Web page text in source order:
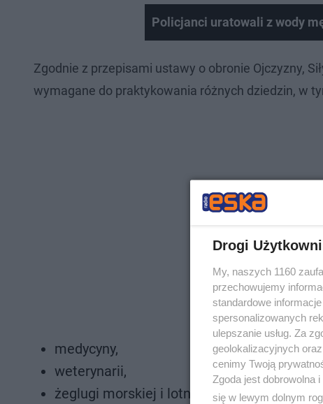
Policjanci uratowali z wody
Zgodnie z przepisami ustawy o obronie Ojczyzny,
wymagane do praktykowania różnych dziedzin, w
medycyny,
weterynarii,
żeglugi morskiej i lotniczej,
Drogi
My, naszych 1160
przechowujemy
standardowe
spersonalizowanych
ulepszanie usług. Za
geolokalizacyjnych
cenimy Twoją
Zgoda jest dobrowolna
się w lewym dolnym